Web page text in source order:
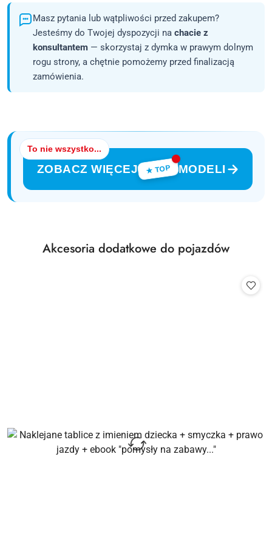
Masz pytania lub wątpliwości przed zakupem?
Jesteśmy do Twojej dyspozycji na chacie z
konsultantem — skorzystaj z dymka w prawym dolnym
rogu strony, a chętnie pomożemy przed finalizacją
zamówienia.
To nie wszystko...
ZOBACZ WIĘCEJ ★ TOP MODELI
Pomiń karuzelę produktów
Produkty
Akcesoria dodatkowe do pojazdów